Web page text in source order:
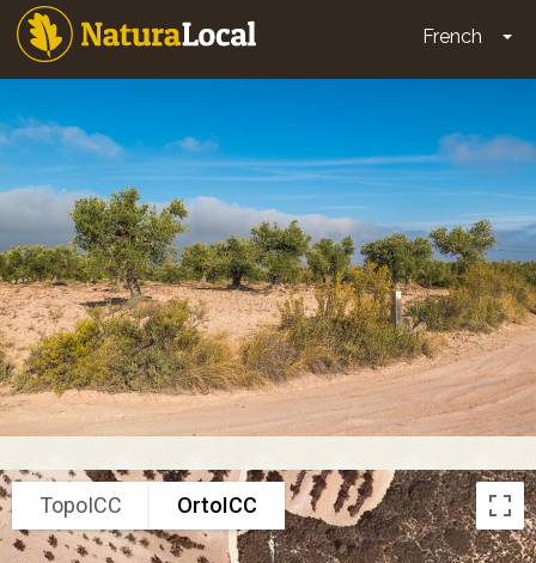
French
Main
TopoICC OrtoICC